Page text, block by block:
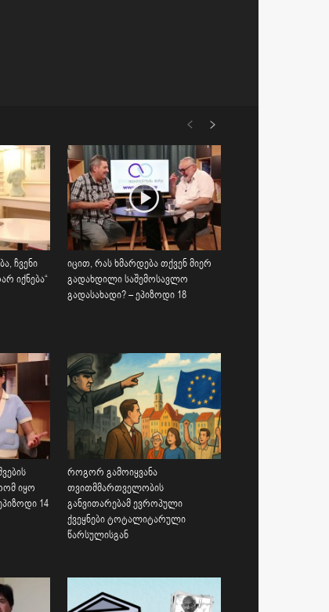
ჩვენი
იქნება“
იცით, რას ხმარდება თქვენ მიერ
გადახდილი საშემოსავლო
გადასახადი? – ეპიზოდი 18
იყო
14
როგორ გამოიყვანა
თვითმმართველობის
განვითარებამ ევროპული
ქვეყნები ტოტალიტარული
წარსულისგან